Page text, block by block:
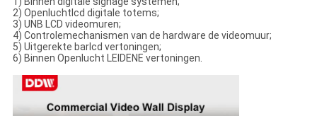
2) Openluchtlcd digitale totems;
3) UNB LCD videomuren;
4) Controlemechanismen van de hardware de videomuur;
5) Uitgerekte barlcd vertoningen;
6) Binnen Openlucht LEIDENE vertoningen.